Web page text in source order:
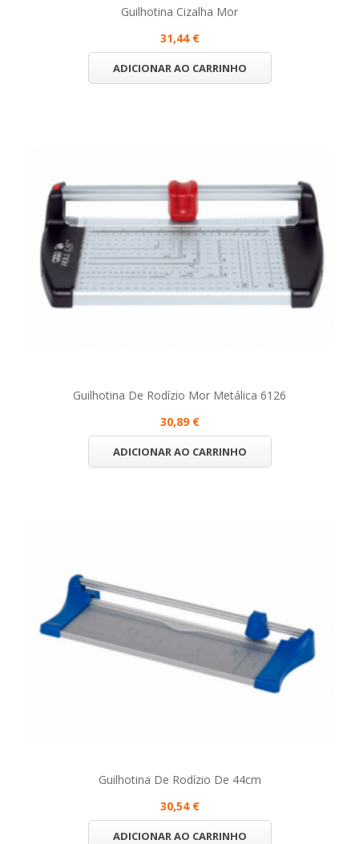
Guilhotina Cizalha Mor
31,44 €
ADICIONAR AO CARRINHO
Guilhotina De Rodízio Mor Metálica 6126
30,89 €
ADICIONAR AO CARRINHO
Guilhotina De Rodízio De 44cm
30,54 €
ADICIONAR AO CARRINHO